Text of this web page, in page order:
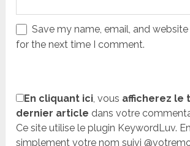
Save my name, email, and
for the next time I comment.
En cliquant ici, vous afficherez le
dernier article dans votre
Ce site utilise le plugin KeywordLuv.
simplement votre nom suivi